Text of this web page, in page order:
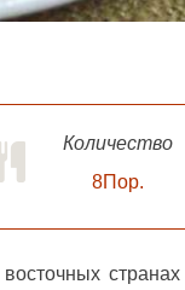
Количество
8Пор.
странах